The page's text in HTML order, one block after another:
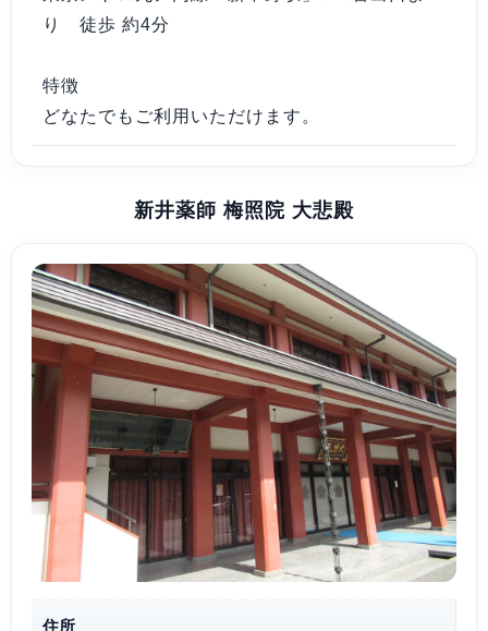
り 徒歩 約4分
特徴
どなたでもご利用いただけます。
新井薬師 梅照院 大悲殿
住所